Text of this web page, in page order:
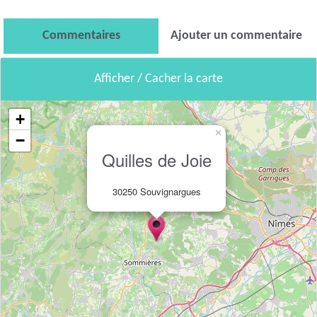
Commentaires Ajouter un commentaire
Afficher / Cacher la carte
Quilles de Joie
30250 Souvignargues
×
+
−